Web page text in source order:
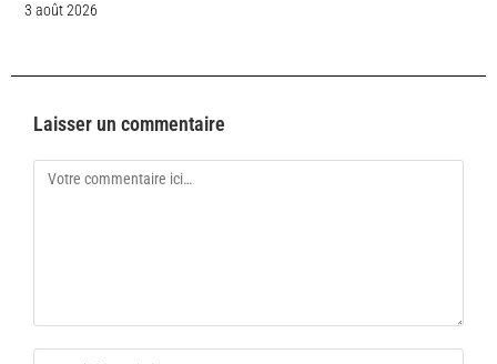
3 août 2026
Laisser un commentaire